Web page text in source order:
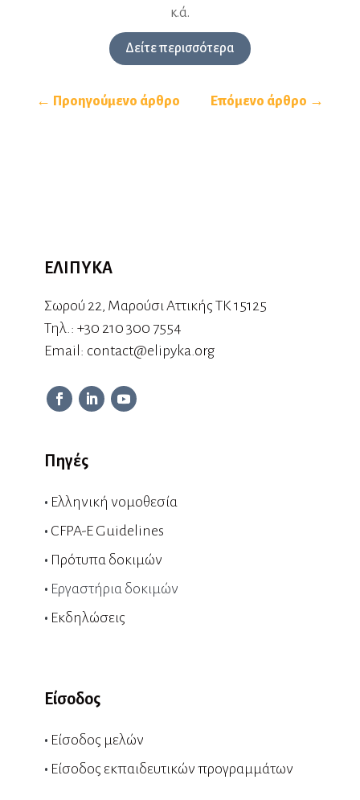
κ.ά.
Δείτε περισσότερα
← Προηγούμενο άρθρο Επόμενο άρθρο →
ΕΛΙΠΥΚΑ
Σωρού 22, Μαρούσι Αττικής ΤΚ 15125
Τηλ.: +30 210 300 7554
Εmail: contact@elipyka.org
Πηγές
• Ελληνική νομοθεσία
• CFPA-E Guidelines
• Πρότυπα δοκιμών
• Εργαστήρια δοκιμών
• Εκδηλώσεις
Είσοδος
• Είσοδος μελών
• Είσοδος εκπαιδευτικών προγραμμάτων